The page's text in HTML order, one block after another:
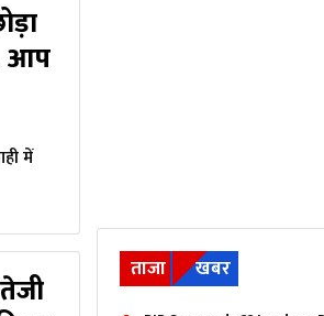
आप
में
ताजा खबर